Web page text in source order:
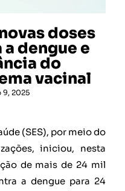
doses
dengue e
do
vacinal
9, 2025
(SES), por meio do
iniciou, nesta
de mais de 24 mil
a dengue para 24